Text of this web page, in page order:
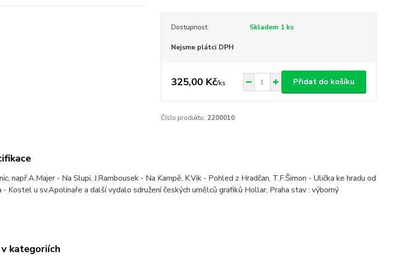
Dostupnost Skladem 1 ks
Nejsme plátci DPH
325,00 Kč/ks Přidat do košíku
Číslo produktu: 2200010
např.A.Majer - Na Slupi, J.Rambousek - Na Kampě, K.Vik - Pohled z Hradčan, T.F.Šimon - Ulička ke hradu od
- Kostel u sv.Apolinaře a další vydalo sdružení českých umělců grafiků Hollar, Praha stav : výborný
kategoriích